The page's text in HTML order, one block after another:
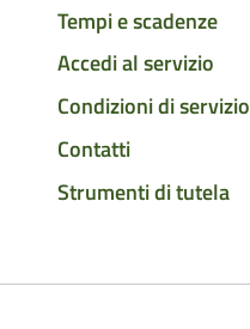
Tempi e scadenze
Accedi al servizio
Condizioni di servizio
Contatti
Strumenti di tutela